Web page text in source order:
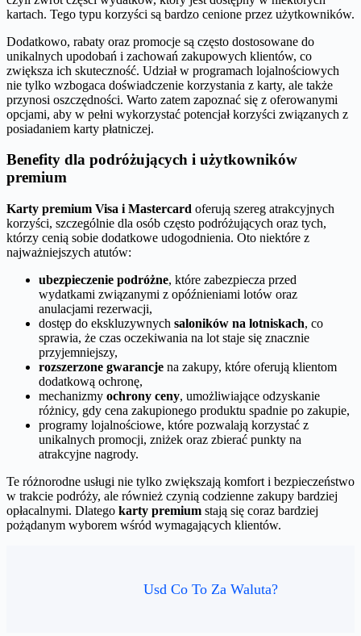
kartach. Tego typu korzyści są bardzo cenione przez użytkowników.
Dodatkowo, rabaty oraz promocje są często dostosowane do
unikalnych upodobań i zachowań zakupowych klientów, co
zwiększa ich skuteczność. Udział w programach lojalnościowych
nie tylko wzbogaca doświadczenie korzystania z karty, ale także
przynosi oszczędności. Warto zatem zapoznać się z oferowanymi
opcjami, aby w pełni wykorzystać potencjał korzyści związanych z
posiadaniem karty płatniczej.
Benefity dla podróżujących i użytkowników
premium
Karty premium Visa i Mastercard oferują szereg atrakcyjnych
korzyści, szczególnie dla osób często podróżujących oraz tych,
którzy cenią sobie dodatkowe udogodnienia. Oto niektóre z
najważniejszych atutów:
ubezpieczenie podróżne, które zabezpiecza przed
wydatkami związanymi z opóźnieniami lotów oraz
anulacjami rezerwacji,
dostęp do ekskluzywnych saloników na lotniskach, co
sprawia, że czas oczekiwania na lot staje się znacznie
przyjemniejszy,
rozszerzone gwarancje na zakupy, które oferują klientom
dodatkową ochronę,
mechanizmy ochrony ceny, umożliwiające odzyskanie
różnicy, gdy cena zakupionego produktu spadnie po zakupie,
programy lojalnościowe, które pozwalają korzystać z
unikalnych promocji, zniżek oraz zbierać punkty na
atrakcyjne nagrody.
Te różnorodne usługi nie tylko zwiększają komfort i bezpieczeństwo
w trakcie podróży, ale również czynią codzienne zakupy bardziej
opłacalnymi. Dlatego karty premium stają się coraz bardziej
pożądanym wyborem wśród wymagających klientów.
Usd Co To Za Waluta?